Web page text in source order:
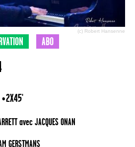
(c) Robert Hansenne
ABO
• 2X45'
avec JACQUES ONAN
GERSTMANS